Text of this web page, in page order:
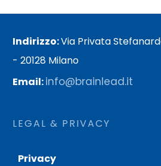
LEGAL & PRIVACY
Privacy
Indirizzo:Via Privata
- 20128 Milano
Email:info@brainlead.it